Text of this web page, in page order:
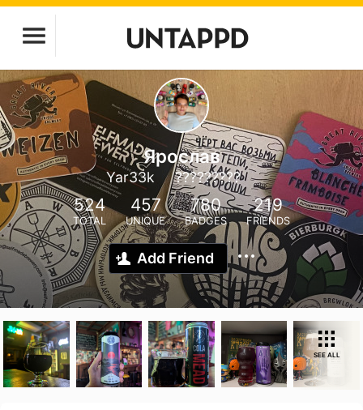
Ярослав
Yar33k ?????????
524
TOTAL
457
UNIQUE
780
BADGES
219
FRIENDS
Add Friend
SEE ALL